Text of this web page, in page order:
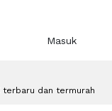
Masuk
terbaru dan termurah